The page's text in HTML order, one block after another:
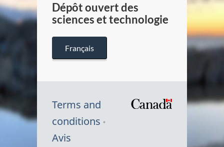
Dépôt ouvert des
sciences et technologie
Français
Terms and
conditions
Avis